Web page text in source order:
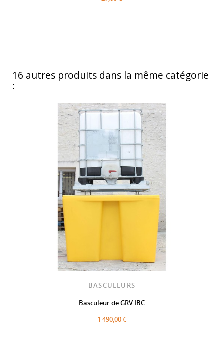
16 autres produits dans la même catégorie
:
BASCULEURS
Basculeur de GRV IBC
1 490,00 €